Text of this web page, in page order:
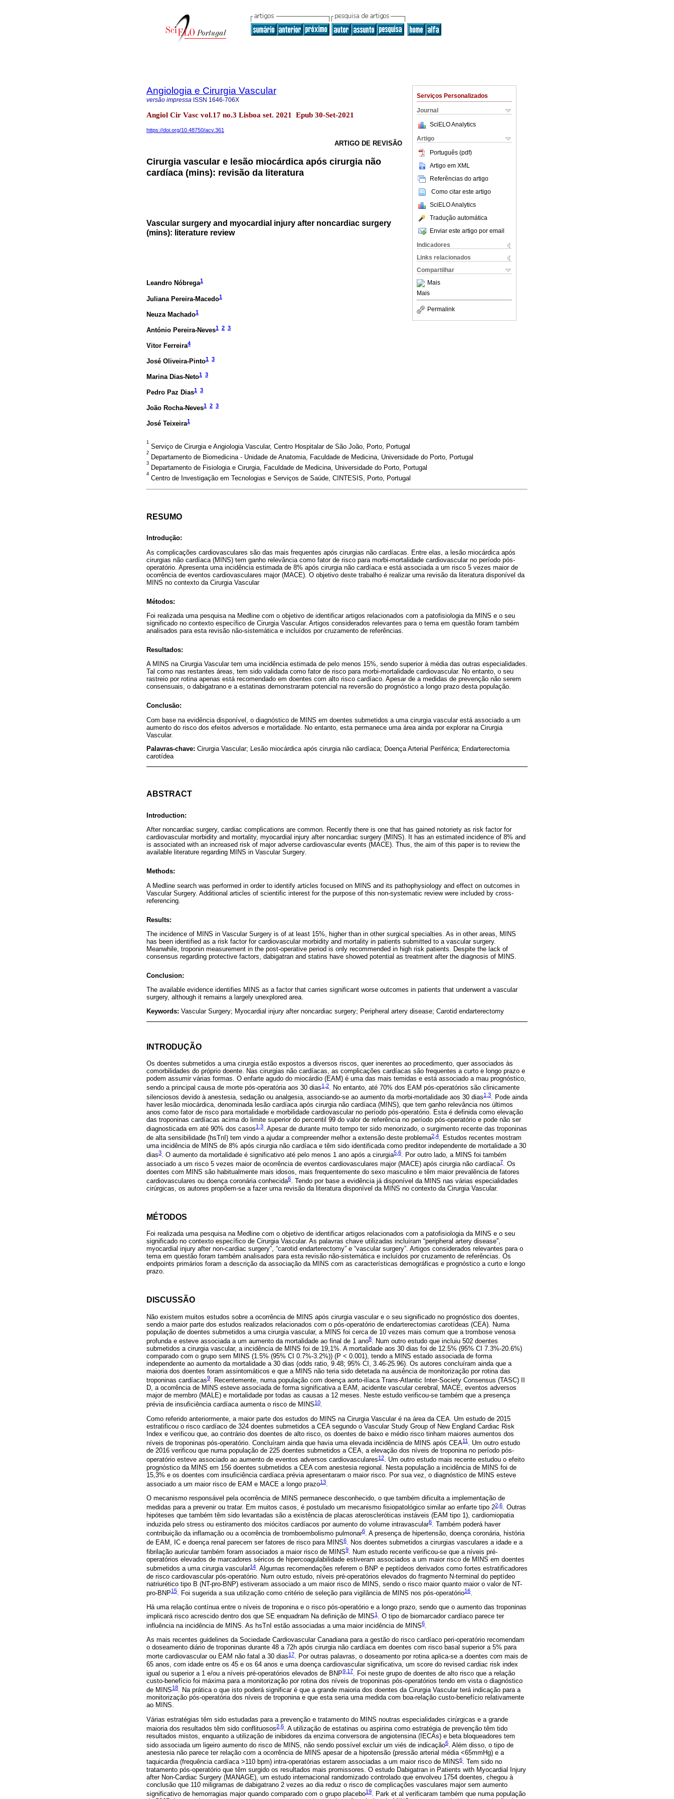
Serviços Personalizados
Journal
SciELO Analytics
Artigo
Português (pdf)
Artigo em XML
Referências do artigo
Como citar este artigo
SciELO Analytics
Tradução automática
Enviar este artigo por email
Indicadores
Links relacionados
Compartilhar
Mais
Mais
Permalink
Angiologia e Cirurgia Vascular
versão impressa ISSN 1646-706X
Angiol Cir Vasc vol.17 no.3 Lisboa set. 2021 Epub 30-Set-2021
https://doi.org/10.48750/acv.361
ARTIGO DE REVISÃO
Cirurgia vascular e lesão miocárdica após cirurgia não
cardíaca (mins): revisão da literatura
Vascular surgery and myocardial injury after noncardiac surgery
(mins): literature review
Leandro Nóbrega1
Juliana Pereira-Macedo1
Neuza Machado1
António Pereira-Neves1 2 3
Vitor Ferreira4
José Oliveira-Pinto1 3
Marina Dias-Neto1 3
Pedro Paz Dias1 3
João Rocha-Neves1 2 3
José Teixeira1
1
Serviço de Cirurgia e Angiologia Vascular, Centro Hospitalar de São João, Porto, Portugal
2
Departamento de Biomedicina - Unidade de Anatomia, Faculdade de Medicina, Universidade do Porto, Portugal
3
Departamento de Fisiologia e Cirurgia, Faculdade de Medicina, Universidade do Porto, Portugal
4
Centro de Investigação em Tecnologias e Serviços de Saúde, CINTESIS, Porto, Portugal
RESUMO
Introdução:
As complicações cardiovasculares são das mais frequentes após cirurgias não cardíacas. Entre elas, a lesão miocárdica após
cirurgias não cardíaca (MINS) tem ganho relevância como fator de risco para morbi-mortalidade cardiovascular no período pós-
operatório. Apresenta uma incidência estimada de 8% após cirurgia não cardíaca e está associada a um risco 5 vezes maior de
ocorrência de eventos cardiovasculares major (MACE). O objetivo deste trabalho é realizar uma revisão da literatura disponível da
MINS no contexto da Cirurgia Vascular
Métodos:
Foi realizada uma pesquisa na Medline com o objetivo de identificar artigos relacionados com a patofisiologia da MINS e o seu
significado no contexto específico de Cirurgia Vascular. Artigos considerados relevantes para o tema em questão foram também
analisados para esta revisão não-sistemática e incluídos por cruzamento de referências.
Resultados:
A MINS na Cirurgia Vascular tem uma incidência estimada de pelo menos 15%, sendo superior à média das outras especialidades.
Tal como nas restantes áreas, tem sido validada como fator de risco para morbi-mortalidade cardiovascular. No entanto, o seu
rastreio por rotina apenas está recomendado em doentes com alto risco cardíaco. Apesar de a medidas de prevenção não serem
consensuais, o dabigatrano e a estatinas demonstraram potencial na reversão do prognóstico a longo prazo desta população.
Conclusão:
Com base na evidência disponível, o diagnóstico de MINS em doentes submetidos a uma cirurgia vascular está associado a um
aumento do risco dos efeitos adversos e mortalidade. No entanto, esta permanece uma área ainda por explorar na Cirurgia
Vascular.
Palavras-chave: Cirurgia Vascular; Lesão miocárdica após cirurgia não cardíaca; Doença Arterial Periférica; Endarterectomia
carotídea
ABSTRACT
Introduction:
After noncardiac surgery, cardiac complications are common. Recently there is one that has gained notoriety as risk factor for
cardiovascular morbidity and mortality, myocardial injury after noncardiac surgery (MINS). It has an estimated incidence of 8% and
is associated with an increased risk of major adverse cardiovascular events (MACE). Thus, the aim of this paper is to review the
available literature regarding MINS in Vascular Surgery.
Methods:
A Medline search was performed in order to identify articles focused on MINS and its pathophysiology and effect on outcomes in
Vascular Surgery. Additional articles of scientific interest for the purpose of this non-systematic review were included by cross-
referencing.
Results:
The incidence of MINS in Vascular Surgery is of at least 15%, higher than in other surgical specialties. As in other areas, MINS
has been identified as a risk factor for cardiovascular morbidity and mortality in patients submitted to a vascular surgery.
Meanwhile, troponin measurement in the post-operative period is only recommended in high risk patients. Despite the lack of
consensus regarding protective factors, dabigatran and statins have showed potential as treatment after the diagnosis of MINS.
Conclusion:
The available evidence identifies MINS as a factor that carries significant worse outcomes in patients that underwent a vascular
surgery, although it remains a largely unexplored area.
Keywords: Vascular Surgery; Myocardial injury after noncardiac surgery; Peripheral artery disease; Carotid endarterectomy
INTRODUÇÃO
Os doentes submetidos a uma cirurgia estão expostos a diversos riscos, quer inerentes ao procedimento, quer associados às
comorbilidades do próprio doente. Nas cirurgias não cardíacas, as complicações cardíacas são frequentes a curto e longo prazo e
podem assumir várias formas. O enfarte agudo do miocárdio (EAM) é uma das mais temidas e está associado a mau prognóstico,
sendo a principal causa de morte pós-operatória aos 30 dias1 2. No entanto, até 70% dos EAM pós-operatórios são clinicamente
silenciosos devido à anestesia, sedação ou analgesia, associando-se ao aumento da morbi-mortalidade aos 30 dias1 3. Pode ainda
haver lesão miocárdica, denominada lesão cardíaca após cirurgia não cardíaca (MINS), que tem ganho relevância nos últimos
anos como fator de risco para mortalidade e morbilidade cardiovascular no período pós-operatório. Esta é definida como elevação
das troponinas cardíacas acima do limite superior do percentil 99 do valor de referência no período pós-operatório e pode não ser
diagnosticada em até 90% dos casos1 3. Apesar de durante muito tempo ter sido menorizado, o surgimento recente das troponinas
de alta sensibilidade (hsTnI) tem vindo a ajudar a compreender melhor a extensão deste problema2,4. Estudos recentes mostram
uma incidência de MINS de 8% após cirurgia não cardíaca e têm sido identificada como preditor independente de mortalidade a 30
dias3. O aumento da mortalidade é significativo até pelo menos 1 ano após a cirurgia5 6. Por outro lado, a MINS foi também
associado a um risco 5 vezes maior de ocorrência de eventos cardiovasculares major (MACE) após cirurgia não cardíaca7. Os
doentes com MINS são habitualmente mais idosos, mais frequentemente do sexo masculino e têm maior prevalência de fatores
cardiovasculares ou doença coronária conhecida6
. Tendo por base a evidência já disponível da MINS nas várias especialidades
cirúrgicas, os autores propõem-se a fazer uma revisão da literatura disponível da MINS no contexto da Cirurgia Vascular.
MÉTODOS
Foi realizada uma pesquisa na Medline com o objetivo de identificar artigos relacionados com a patofisiologia da MINS e o seu
significado no contexto específico de Cirurgia Vascular. As palavras chave utilizadas incluíram “peripheral artery disease”,
myocardial injury after non-cardiac surgery”, “carotid endarterectomy” e “vascular surgery”. Artigos considerados relevantes para o
tema em questão foram também analisados para esta revisão não-sistemática e incluídos por cruzamento de referências. Os
endpoints primários foram a descrição da associação da MINS com as características demográficas e prognóstico a curto e longo
prazo.
DISCUSSÃO
Não existem muitos estudos sobre a ocorrência de MINS após cirurgia vascular e o seu significado no prognóstico dos doentes,
sendo a maior parte dos estudos realizados relacionados com o pós-operatório de endarterectomias carotídeas (CEA). Numa
população de doentes submetidos a uma cirurgia vascular, a MINS foi cerca de 10 vezes mais comum que a trombose venosa
profunda e esteve associada a um aumento da mortalidade ao final de 1 ano8
. Num outro estudo que incluiu 502 doentes
submetidos a cirurgia vascular, a incidência de MINS foi de 19,1%. A mortalidade aos 30 dias foi de 12.5% (95% CI 7.3%-20.6%)
comparado com o grupo sem MINS (1.5% (95% CI 0.7%-3.2%)) (P < 0.001), tendo a MINS estado associada de forma
independente ao aumento da mortalidade a 30 dias (odds ratio, 9.48; 95% CI, 3.46-25.96). Os autores concluíram ainda que a
maioria dos doentes foram assintomáticos e que a MINS não teria sido detetada na ausência de monitorização por rotina das
troponinas cardíacas9. Recentemente, numa população com doença aorto-ilíaca Trans-Atlantic Inter-Society Consensus (TASC) II
D, a ocorrência de MINS esteve associada de forma significativa a EAM, acidente vascular cerebral, MACE, eventos adversos
major de membro (MALE) e mortalidade por todas as causas a 12 meses. Neste estudo verificou-se também que a presença
prévia de insuficiência cardíaca aumenta o risco de MINS10.
Como referido anteriormente, a maior parte dos estudos do MINS na Cirurgia Vascular é na área da CEA. Um estudo de 2015
estratificou o risco cardíaco de 324 doentes submetidos a CEA segundo o Vascular Study Group of New England Cardiac Risk
Index e verificou que, ao contrário dos doentes de alto risco, os doentes de baixo e médio risco tinham maiores aumentos dos
níveis de troponinas pós-operatório. Concluíram ainda que havia uma elevada incidência de MINS após CEA11 . Um outro estudo
de 2016 verificou que numa população de 225 doentes submetidos a CEA, a elevação dos níveis de troponina no período pós-
operatório esteve associado ao aumento de eventos adversos cardiovasculares12. Um outro estudo mais recente estudou o efeito
prognóstico da MINS em 156 doentes submetidos a CEA com anestesia regional. Nesta população a incidência de MINS foi de
15,3% e os doentes com insuficiência cardíaca prévia apresentaram o maior risco. Por sua vez, o diagnóstico de MINS esteve
associado a um maior risco de EAM e MACE a longo prazo13.
O mecanismo responsável pela ocorrência de MINS permanece desconhecido, o que também dificulta a implementação de
medidas para a prevenir ou tratar. Em muitos casos, é postulado um mecanismo fisiopatológico similar ao enfarte tipo 22 6. Outras
hipóteses que também têm sido levantadas são a existência de placas ateroscleróticas instáveis (EAM tipo 1), cardiomiopatia
induzida pelo stress ou estiramento dos miócitos cardíacos por aumento do volume intravascular6. Também poderá haver
contribuição da inflamação ou a ocorrência de tromboembolismo pulmonar6. A presença de hipertensão, doença coronária, história
de EAM, IC e doença renal parecem ser fatores de risco para MINS6. Nos doentes submetidos a cirurgias vasculares a idade e a
fibrilação auricular também foram associados a maior risco de MINS9. Num estudo recente verificou-se que a níveis pré-
operatórios elevados de marcadores séricos de hipercoagulabilidade estiveram associados a um maior risco de MINS em doentes
submetidos a uma cirurgia vascular14. Algumas recomendações referem o BNP e peptídeos derivados como fortes estratificadores
de risco cardiovascular pós-operatório. Num outro estudo, níveis pré-operatórios elevados do fragmento N-terminal do peptídeo
natriurético tipo B (NT-pro-BNP) estiveram associado a um maior risco de MINS, sendo o risco maior quanto maior o valor de NT-
pro-BNP15. Foi sugerida a sua utilização como critério de seleção para vigilância de MINS nos pós-operatório16.
Há uma relação contínua entre o níveis de troponina e o risco pós-operatório e a longo prazo, sendo que o aumento das troponinas
implicará risco acrescido dentro dos que SE enquadram Na definição de MINS1 . O tipo de biomarcador cardíaco parece ter
influência na incidência de MINS. As hsTnI estão associadas a uma maior incidência de MINS6.
As mais recentes guidelines da Sociedade Cardiovascular Canadiana para a gestão do risco cardíaco peri-operatório recomendam
o doseamento diário de troponinas durante 48 a 72h após cirurgia não cardíaca em doentes com risco basal superior a 5% para
morte cardiovascular ou EAM não fatal a 30 dias17. Por outras palavras, o doseamento por rotina aplica-se a doentes com mais de
65 anos, com idade entre os 45 e os 64 anos e uma doença cardiovascular significativa, um score do revised cardiac risk index
igual ou superior a 1 e/ou a níveis pré-operatórios elevados de BNP9 17
. Foi neste grupo de doentes de alto risco que a relação
custo-benefício foi máxima para a monitorização por rotina dos níveis de troponinas pós-operatórios tendo em vista o diagnóstico
de MINS18. Na prática o que isto poderá significar é que a grande maioria dos doentes da Cirurgia Vascular terá indicação para a
monitorização pós-operatória dos níveis de troponina e que esta seria uma medida com boa-relação custo-benefício relativamente
ao MINS.
Várias estratégias têm sido estudadas para a prevenção e tratamento do MINS noutras especialidades cirúrgicas e a grande
maioria dos resultados têm sido conflituosos2 6 . A utilização de estatinas ou aspirina como estratégia de prevenção têm tido
resultados mistos, enquanto a utilização de inibidores da enzima conversora de angiotensina (IECAs) e beta bloqueadores tem
sido associada um ligeiro aumento do risco de MINS, não sendo possível excluir um viés de indicação6. Além disso, o tipo de
anestesia não parece ter relação com a ocorrência de MINS apesar de a hipotensão (pressão arterial média <65mmHg) e a
taquicardia (frequência cardíaca >110 bpm) intra-operatórias estarem associadas a um maior risco de MINS6. Tem sido no
tratamento pós-operatório que têm surgido os resultados mais promissores. O estudo Dabigatran in Patients with Myocardial Injury
after Non-Cardiac Surgery (MANAGE), um estudo internacional randomizado controlado que envolveu 1754 doentes, chegou à
conclusão que 110 miligramas de dabigatrano 2 vezes ao dia reduz o risco de complicações vasculares major sem aumento
significativo de hemorragias major quando comparado com o grupo placebo19. Park et al verificaram também que numa população